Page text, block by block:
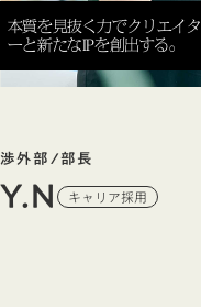
本質を見抜く力でクリエイタ
ーと新たなIPを創出する。
渉外部/部長
Y.N キャリア採用